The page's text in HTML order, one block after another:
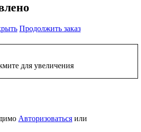
Продолжить заказ
для увеличения
Авторизоваться или